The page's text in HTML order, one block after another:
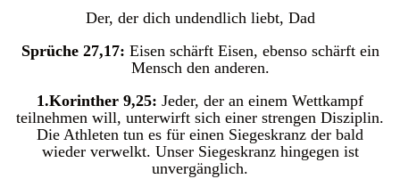
Der, der dich undendlich liebt, Dad
Sprüche 27,17: Eisen schärft Eisen, ebenso schärft ein
Mensch den anderen.
1.Korinther 9,25: Jeder, der an einem Wettkampf
teilnehmen will, unterwirft sich einer strengen Disziplin.
Die Athleten tun es für einen Siegeskranz der bald
wieder verwelkt. Unser Siegeskranz hingegen ist
unvergänglich.